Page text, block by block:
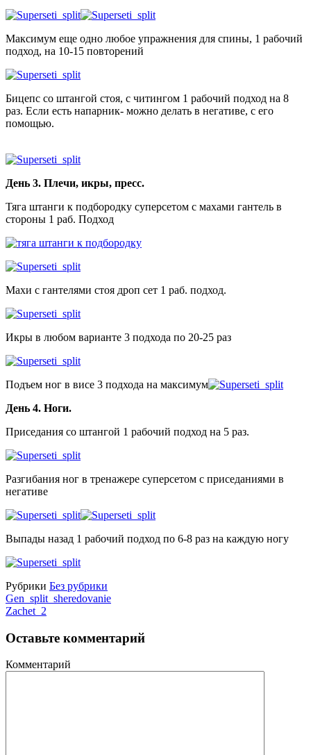
Максимум еще одно любое упражнения для спины, 1 рабочий
подход, на 10-15 повторений
Бицепс со штангой стоя, с читингом 1 рабочий подход на 8
раз. Если есть напарник- можно делать в негативе, с его
помощью.
День 3. Плечи, икры, пресс.
Тяга штанги к подбородку суперсетом с махами гантель в
стороны 1 раб. Подход
Махи с гантелями стоя дроп сет 1 раб. подход.
Икры в любом варианте 3 подхода по 20-25 раз
Подъем ног в висе 3 подхода на максимум
День 4. Ноги.
Приседания со штангой 1 рабочий подход на 5 раз.
Разгибания ног в тренажере суперсетом с приседаниями в
негативе
Выпады назад 1 рабочий подход по 6-8 раз на каждую ногу
Рубрики Без рубрики
Gen_split_sheredovanie
Zachet_2
Оставьте комментарий
Комментарий